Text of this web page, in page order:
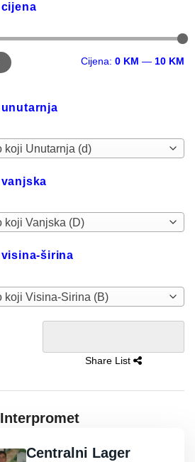
Cijena: 0 KM — 10 KM
koji Unutarnja (d)
koji Vanjska (D)
visina-širina
koji Visina-Sirina (B)
Share List
Centralni Lager